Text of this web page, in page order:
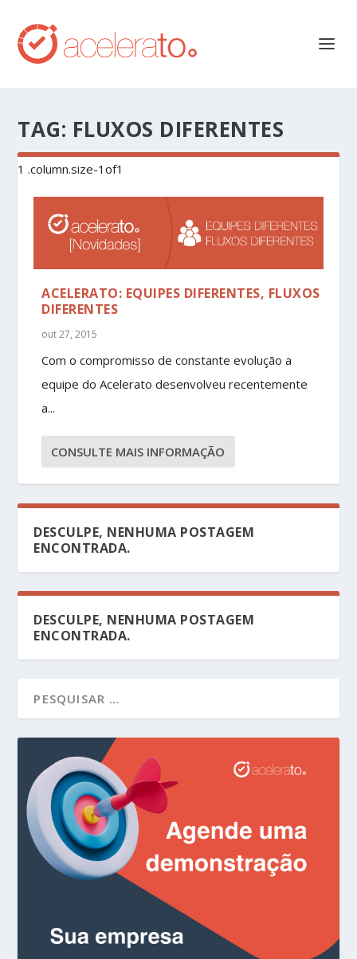
TAG: FLUXOS DIFERENTES
ACELERATO: EQUIPES DIFERENTES, FLUXOS
DIFERENTES
out 27, 2015
Com o compromisso de constante evolução a
equipe do Acelerato desenvolveu recentemente
a...
CONSULTE MAIS INFORMAÇÃO
DESCULPE, NENHUMA POSTAGEM
ENCONTRADA.
DESCULPE, NENHUMA POSTAGEM
ENCONTRADA.